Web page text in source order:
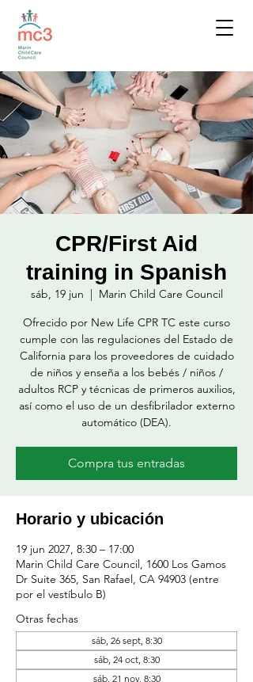
CPR/First Aid
training in Spanish
sáb, 19 jun
  |
Marin Child Care Council
Ofrecido por New Life CPR TC este curso
cumple con las regulaciones del Estado de
California para los proveedores de cuidado
de niños y enseña a los bebés / niños /
adultos RCP y técnicas de primeros auxilios,
así como el uso de un desfibrilador externo
automático (DEA).
Compra tus entradas
Horario y ubicación
19 jun 2027, 8:30 – 17:00
Marin Child Care Council, 1600 Los Gamos
Dr Suite 365, San Rafael, CA 94903 (entre
por el vestíbulo B)
Otras fechas
sáb, 26 sept, 8:30
sáb, 24 oct, 8:30
sáb, 21 nov, 8:30